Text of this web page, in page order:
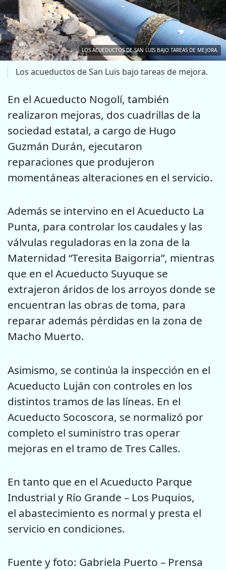
LOS ACUEDUCTOS DE SAN LUIS BAJO TAREAS DE MEJORA.
Los acueductos de San Luis bajo tareas de mejora.
En el Acueducto Nogolí, también
realizaron mejoras, dos cuadrillas de la
sociedad estatal, a cargo de Hugo
Guzmán Durán, ejecutaron
reparaciones que produjeron
momentáneas alteraciones en el servicio.
Además se intervino en el Acueducto La
Punta, para controlar los caudales y las
válvulas reguladoras en la zona de la
Maternidad “Teresita Baigorria”, mientras
que en el Acueducto Suyuque se
extrajeron áridos de los arroyos donde se
encuentran las obras de toma, para
reparar además pérdidas en la zona de
Macho Muerto.
Asimismo, se continúa la inspección en el
Acueducto Luján con controles en los
distintos tramos de las líneas. En el
Acueducto Socoscora, se normalizó por
completo el suministro tras operar
mejoras en el tramo de Tres Calles.
En tanto que en el Acueducto Parque
Industrial y Río Grande – Los Puquios,
el abastecimiento es normal y presta el
servicio en condiciones.
Fuente y foto: Gabriela Puerto – Prensa